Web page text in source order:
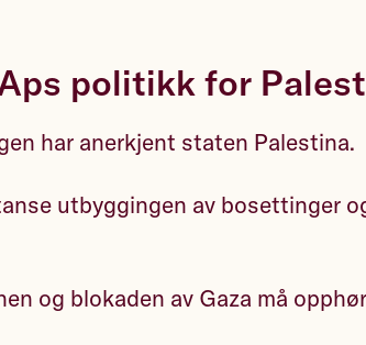
politikk for
har anerkjent staten Palestina.
utbyggingen av bosettinger
og blokaden av Gaza må